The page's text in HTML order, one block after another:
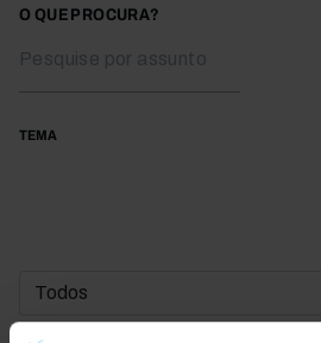
O QUE PROCURA?
TEMA